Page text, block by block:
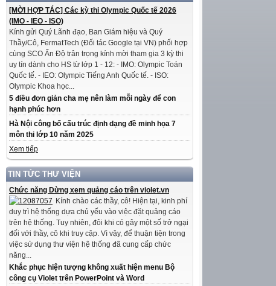
[MỜI HỢP TÁC] Các kỳ thi Olympic Quốc tế 2026
(IMO - IEO - ISO)
Kính gửi Quý Lãnh đạo, Ban Giám hiệu và Quý
Thầy/Cô, FermatTech (Đối tác Google tại VN) phối hợp
cùng SCO Ấn Độ trân trọng kính mời tham gia 3 kỳ thi
uy tín dành cho HS từ lớp 1 - 12: - IMO: Olympic Toán
Quốc tế. - IEO: Olympic Tiếng Anh Quốc tế. - ISO:
Olympic Khoa học...
5 điều đơn giản cha mẹ nên làm mỗi ngày để con
hạnh phúc hơn
Hà Nội công bố cấu trúc định dạng đề minh họa 7
môn thi lớp 10 năm 2025
Xem tiếp
TIN TỨC THƯ VIỆN
Chức năng Dừng xem quảng cáo trên violet.vn
Kính chào các thầy, cô! Hiện tại, kinh phí
duy trì hệ thống dựa chủ yếu vào việc đặt quảng cáo
trên hệ thống. Tuy nhiên, đôi khi có gây một số trở ngại
đối với thầy, cô khi truy cập. Vì vậy, để thuận tiện trong
việc sử dụng thư viện hệ thống đã cung cấp chức
năng...
Khắc phục hiện tượng không xuất hiện menu Bộ
công cụ Violet trên PowerPoint và Word